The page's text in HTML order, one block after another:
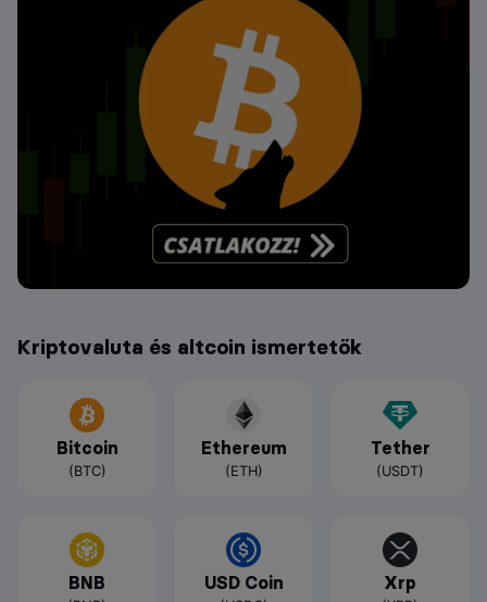
Kriptovaluta és altcoin ismertetők
Bitcoin
(BTC)
Ethereum
(ETH)
Tether
(USDT)
BNB USD Coin Xrp